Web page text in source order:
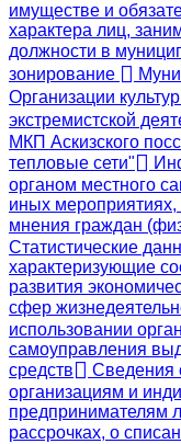
имуществе и
характера лиц,
должности в
зонирование
Организации
экстремистской
МКП Аскизского
тепловые сети"
органом местного
иных
мнения граждан
Статистические
характеризующие
развития
сфер
использовании
самоуправления
средств
Сведения
организациям и
предпринимателям
рассрочках, о